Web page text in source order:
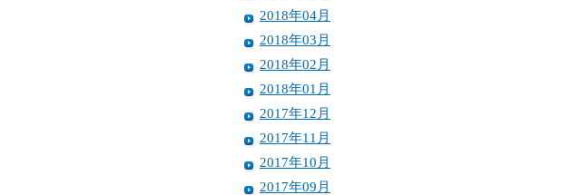
2018年04月
2018年03月
2018年02月
2018年01月
2017年12月
2017年11月
2017年10月
2017年09月